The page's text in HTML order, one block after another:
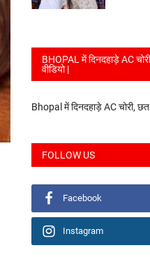
BHOPAL में दिनदहाड़े AC
वीडियो |
Bhopal में दिनदहाड़े AC चोरी, छत
FOLLOW US
Facebook
Instagram